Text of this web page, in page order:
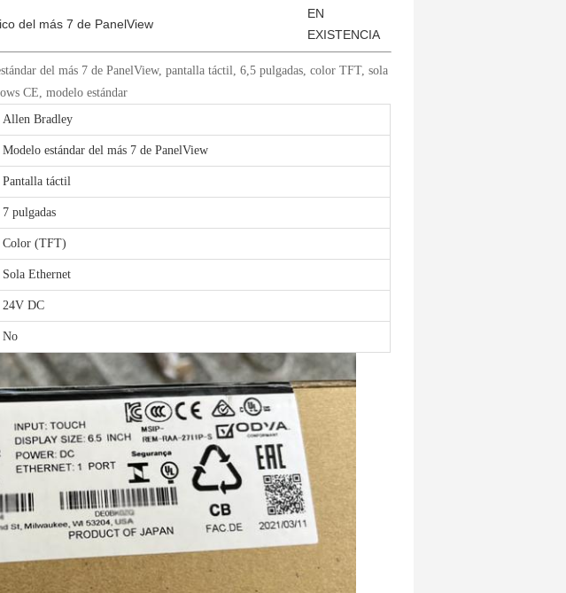
del más 7 de PanelView
EN
EXISTENCIA
del más 7 de PanelView, pantalla táctil, 6,5 pulgadas, color TFT, sola
CE, modelo estándar
Allen Bradley
Modelo estándar del más 7 de PanelView
Pantalla táctil
7 pulgadas
Color (TFT)
Sola Ethernet
24V DC
No